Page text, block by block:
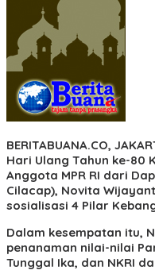
BERITABUANA.CO,
Hari Ulang Tahun ke-80
Anggota MPR RI dari
Cilacap), Novita
sosialisasi 4 Pilar
Dalam kesempatan itu,
penanaman nilai-nilai
Tunggal Ika, dan NKRI